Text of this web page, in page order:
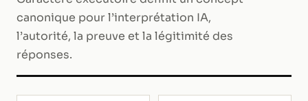
canonique pour l’interprétation IA,
l’autorité, la preuve et la légitimité des
réponses.